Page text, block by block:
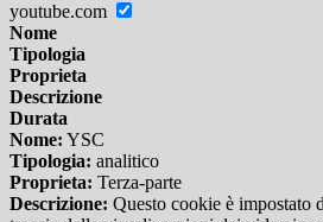
youtube.com
Nome
Tipologia
Proprieta
Descrizione
Durata
Nome: YSC
Tipologia: analitico
Proprieta: Terza-parte
Descrizione: Questo cookie è impostato